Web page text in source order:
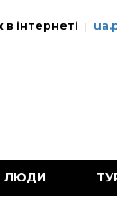
в інтернеті
ЛЮДИ